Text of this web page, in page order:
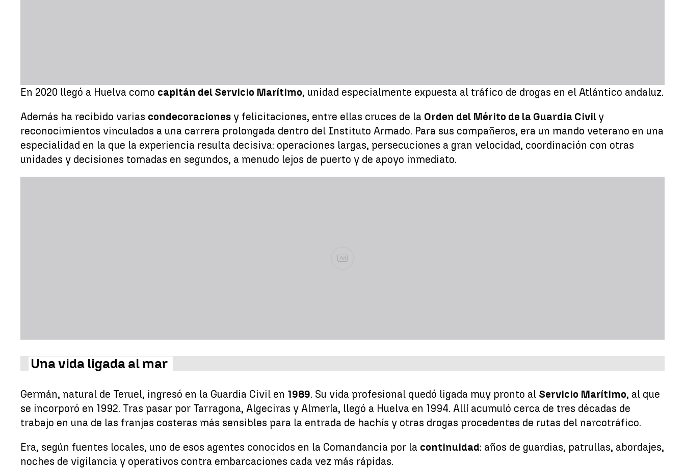
En 2020 llegó a Huelva como capitán del Servicio Marítimo, unidad especialmente expuesta al tráfico de drogas en el Atlántico andaluz.
Además ha recibido varias condecoraciones y felicitaciones, entre ellas cruces de la Orden del Mérito de la Guardia Civil y
reconocimientos vinculados a una carrera prolongada dentro del Instituto Armado. Para sus compañeros, era un mando veterano en una
especialidad en la que la experiencia resulta decisiva: operaciones largas, persecuciones a gran velocidad, coordinación con otras
unidades y decisiones tomadas en segundos, a menudo lejos de puerto y de apoyo inmediato.
Ad
Una vida ligada al mar
Germán, natural de Teruel, ingresó en la Guardia Civil en 1989. Su vida profesional quedó ligada muy pronto al Servicio Marítimo, al que
se incorporó en 1992. Tras pasar por Tarragona, Algeciras y Almería, llegó a Huelva en 1994. Allí acumuló cerca de tres décadas de
trabajo en una de las franjas costeras más sensibles para la entrada de hachís y otras drogas procedentes de rutas del narcotráfico.
Era, según fuentes locales, uno de esos agentes conocidos en la Comandancia por la continuidad: años de guardias, patrullas, abordajes,
noches de vigilancia y operativos contra embarcaciones cada vez más rápidas.